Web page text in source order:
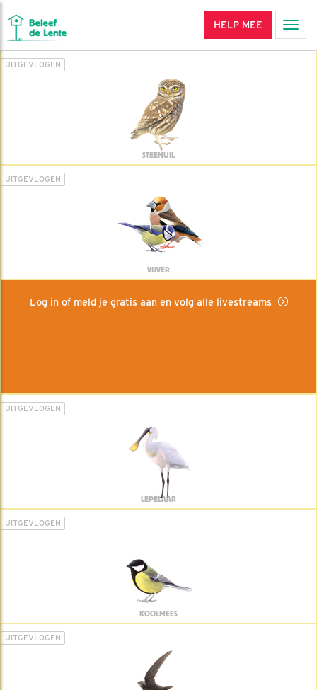
HELP MEE
UITGEVLOGEN
STEENUIL
UITGEVLOGEN
VIJVER
Log in of meld je gratis aan en volg alle livestreams
UITGEVLOGEN
LEPELAAR
UITGEVLOGEN
KOOLMEES
UITGEVLOGEN